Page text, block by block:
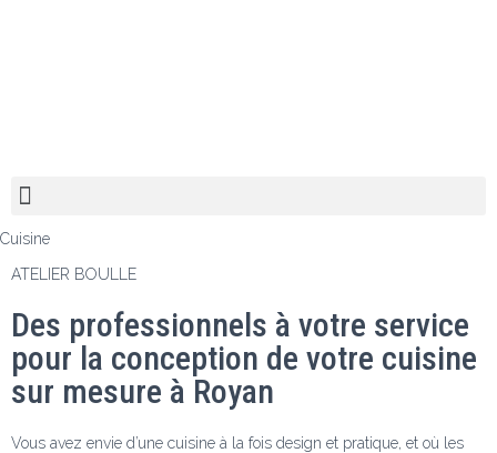
Cuisine
ATELIER BOULLE
Des professionnels à votre service
pour la conception de votre cuisine
sur mesure à Royan
Vous avez envie d’une cuisine à la fois design et pratique, et où les